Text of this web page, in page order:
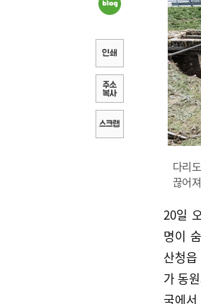
다리
끊어
20일
명이
산청
가 동
국에